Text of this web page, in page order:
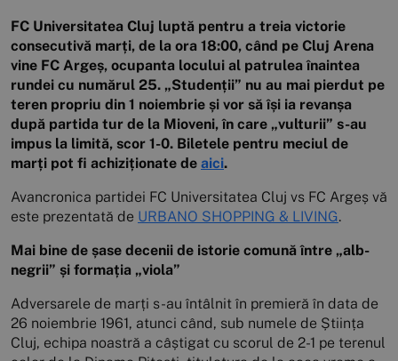
FC Universitatea Cluj luptă pentru a treia victorie
consecutivă marți, de la ora 18:00, când pe Cluj Arena
vine FC Argeș, ocupanta locului al patrulea înaintea
rundei cu numărul 25. „Studenții” nu au mai pierdut pe
teren propriu din 1 noiembrie și vor să își ia revanșa
după partida tur de la Mioveni, în care „vulturii” s-au
impus la limită, scor 1-0. Biletele pentru meciul de
marți pot fi achiziționate de aici.
Avancronica partidei FC Universitatea Cluj vs FC Argeș vă
este prezentată de URBANO SHOPPING & LIVING.
Mai bine de șase decenii de istorie comună între „alb-
negrii” și formația „viola”
Adversarele de marți s-au întâlnit în premieră în data de
26 noiembrie 1961, atunci când, sub numele de Știința
Cluj, echipa noastră a câștigat cu scorul de 2-1 pe terenul